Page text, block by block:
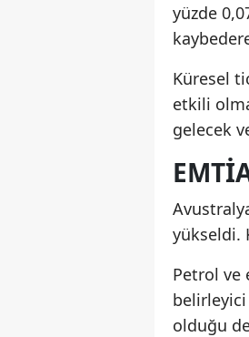
yüzde
Küresel
etkili
gelecek
yükseldi.
Petrol ve
olduğu